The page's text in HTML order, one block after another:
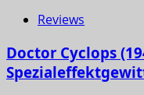
Reviews
Doctor Cyclops